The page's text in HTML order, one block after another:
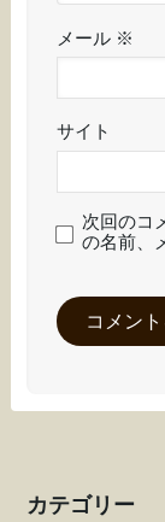
メール ※
サイト
次回のコ
の名前、
カテゴリー